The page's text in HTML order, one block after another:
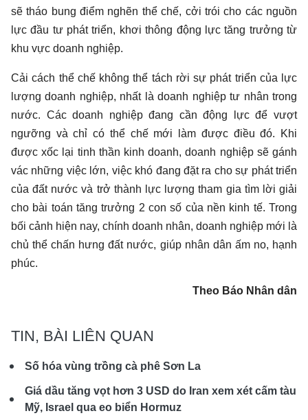
sẽ tháo bung điểm nghẽn thể chế, cởi trói cho các nguồn
lực đầu tư phát triển, khơi thông động lực tăng trưởng từ
khu vực doanh nghiệp.
Cải cách thể chế không thể tách rời sự phát triển của lực
lượng doanh nghiệp, nhất là doanh nghiệp tư nhân trong
nước. Các doanh nghiệp đang cần động lực để vượt
ngưỡng và chỉ có thể chế mới làm được điều đó. Khi
được xốc lại tinh thần kinh doanh, doanh nghiệp sẽ gánh
vác những việc lớn, việc khó đang đặt ra cho sự phát triển
của đất nước và trở thành lực lượng tham gia tìm lời giải
cho bài toán tăng trưởng 2 con số của nền kinh tế. Trong
bối cảnh hiện nay, chính doanh nhân, doanh nghiệp mới là
chủ thể chấn hưng đất nước, giúp nhân dân ấm no, hạnh
phúc.
Theo Báo Nhân dân
TIN, BÀI LIÊN QUAN
Số hóa vùng trồng cà phê Sơn La
Giá dầu tăng vọt hơn 3 USD do Iran xem xét cấm tàu
Mỹ, Israel qua eo biển Hormuz